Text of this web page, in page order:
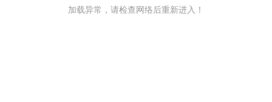
加载异常，请检查网络后重新进入！